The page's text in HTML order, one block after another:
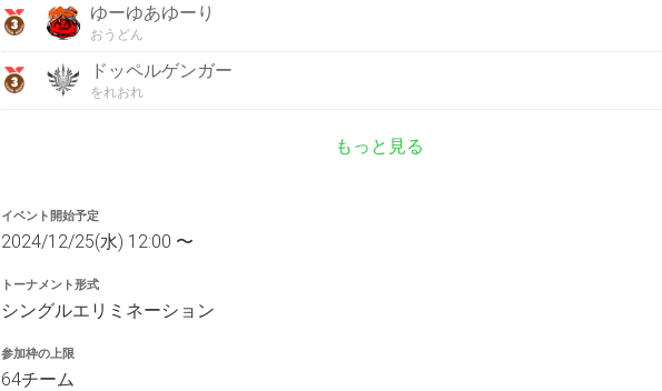
ゆーゆあゆーり
おうどん
ドッペルゲンガー
をれおれ
もっと見る
イベント開始予定
2024/12/25(水) 12:00 〜
トーナメント形式
シングルエリミネーション
参加枠の上限
64チーム